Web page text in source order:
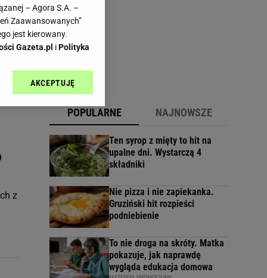
z
POPULARNE NAJNOWSZE
Ten syrop z mięty to hit na
upalne dni. Wystarczą 4
składniki
Nie pizza i nie zapiekanka.
Gruziński hit rozpieści
podniebienie
To nie droga na skróty. Matka
pokazuje, jak naprawdę
wygląda edukacja domowa
– Agora S.A. –
Zaawansowanych”
jest kierowany.
Gazeta.pl iPolityka
sp. z o.o., jej
danych poprzez
Zmiana ustawień
celów identyfikacji.
reklam i treści,
AKCEPTUJĘ